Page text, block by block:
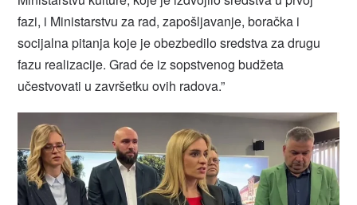
fazi, i Ministarstvu za rad, zapošljavanje, boračka i
socijalna pitanja koje je obezbedilo sredstva za drugu
fazu realizacije. Grad će iz sopstvenog budžeta
učestvovati u završetku ovih radova.”